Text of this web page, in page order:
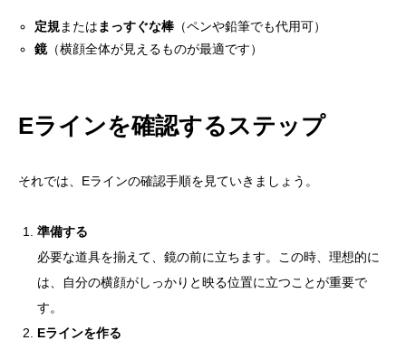
定規またはまっすぐな棒 （ペンや鉛筆でも代用可）
鏡（横顔全体が見えるものが最適です）
Eラインを確認するステップ
それでは、Eラインの確認手順を見ていきましょう。
準備する
必要な道具を揃えて、鏡の前に立ちます。この時、理想的に
は、自分の横顔がしっかりと映る位置に立つことが重要で
す。
Eラインを作る